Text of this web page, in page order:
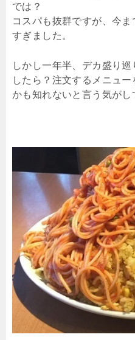
では？
コスパも抜群ですが、今
すぎました。
しかし一年半、デカ盛り
したら？注文するメニュ
かも知れないと言う気がし